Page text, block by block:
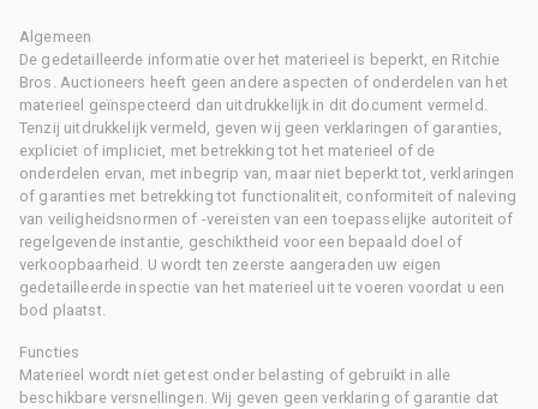
Algemeen
De gedetailleerde informatie over het materieel is beperkt, en Ritchie
Bros. Auctioneers heeft geen andere aspecten of onderdelen van het
materieel geïnspecteerd dan uitdrukkelijk in dit document vermeld.
Tenzij uitdrukkelijk vermeld, geven wij geen verklaringen of garanties,
expliciet of impliciet, met betrekking tot het materieel of de
onderdelen ervan, met inbegrip van, maar niet beperkt tot, verklaringen
of garanties met betrekking tot functionaliteit, conformiteit of naleving
van veiligheidsnormen of -vereisten van een toepasselijke autoriteit of
regelgevende instantie, geschiktheid voor een bepaald doel of
verkoopbaarheid. U wordt ten zeerste aangeraden uw eigen
gedetailleerde inspectie van het materieel uit te voeren voordat u een
bod plaatst.
Functies
Materieel wordt niet getest onder belasting of gebruikt in alle
beschikbare versnellingen. Wij geven geen verklaring of garantie dat